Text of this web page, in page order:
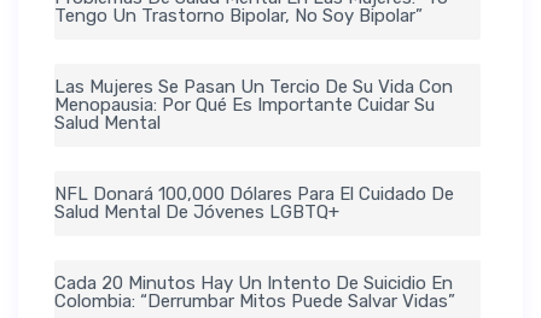
Tengo Un Trastorno Bipolar, No Soy Bipolar”
Las Mujeres Se Pasan Un Tercio De Su Vida Con
Menopausia: Por Qué Es Importante Cuidar Su
Salud Mental
NFL Donará 100,000 Dólares Para El Cuidado De
Salud Mental De Jóvenes LGBTQ+
Cada 20 Minutos Hay Un Intento De Suicidio En
Colombia: “Derrumbar Mitos Puede Salvar Vidas”